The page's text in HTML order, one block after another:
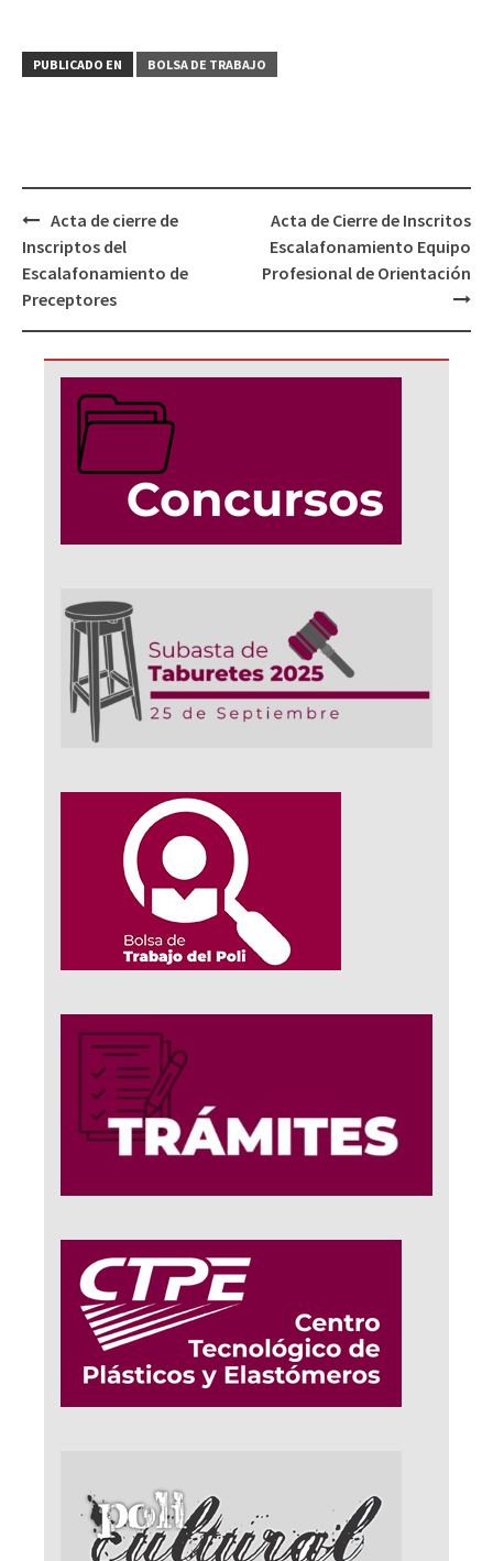
PUBLICADO EN BOLSA DE TRABAJO
Navegación
de
entradas
Acta de cierre de
Inscriptos del
Escalafonamiento de
Preceptores
Acta de Cierre de Inscritos
Escalafonamiento Equipo
Profesional de Orientación